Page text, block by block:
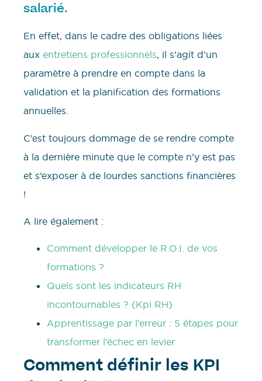
salarié.
En effet, dans le cadre des obligations liées
aux entretiens professionnels, il s’agit d’un
paramètre à prendre en compte dans la
validation et la planification des formations
annuelles.
C’est toujours dommage de se rendre compte
à la dernière minute que le compte n’y est pas
et s’exposer à de lourdes sanctions financières
!
A lire également :
Comment développer le R.O.I. de vos
formations ?
Quels sont les indicateurs RH
incontournables ? (Kpi RH)
Apprentissage par l’erreur : 5 étapes pour
transformer l’échec en levier
Comment définir les KPI